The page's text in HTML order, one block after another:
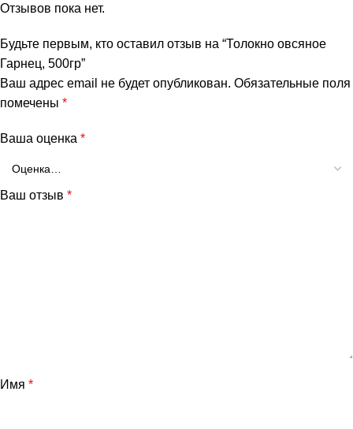
Отзывов пока нет.
Будьте первым, кто оставил отзыв на “Толокно овсяное
Гарнец, 500гр”
Ваш адрес email не будет опубликован. Обязательные поля
помечены *
Ваша оценка *
Ваш отзыв *
Имя *